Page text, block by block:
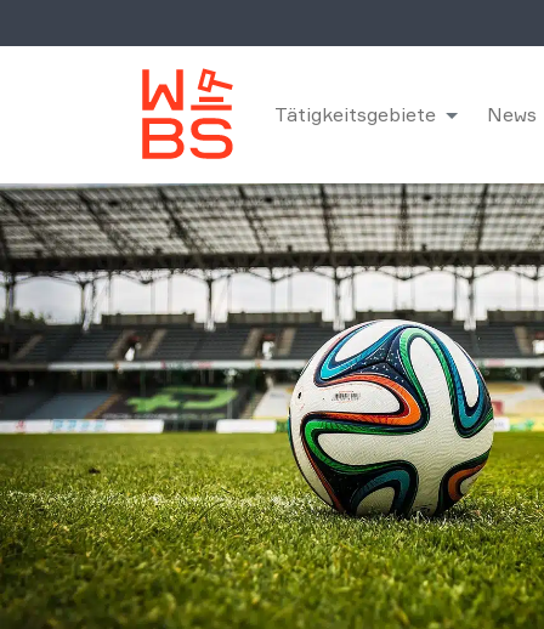
Tätigkeitsgebiete News